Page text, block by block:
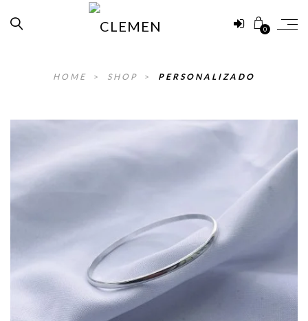
0
HOME > SHOP > PERSONALIZADO